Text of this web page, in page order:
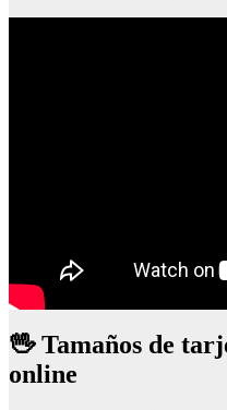
🖖 Tamaños de
online